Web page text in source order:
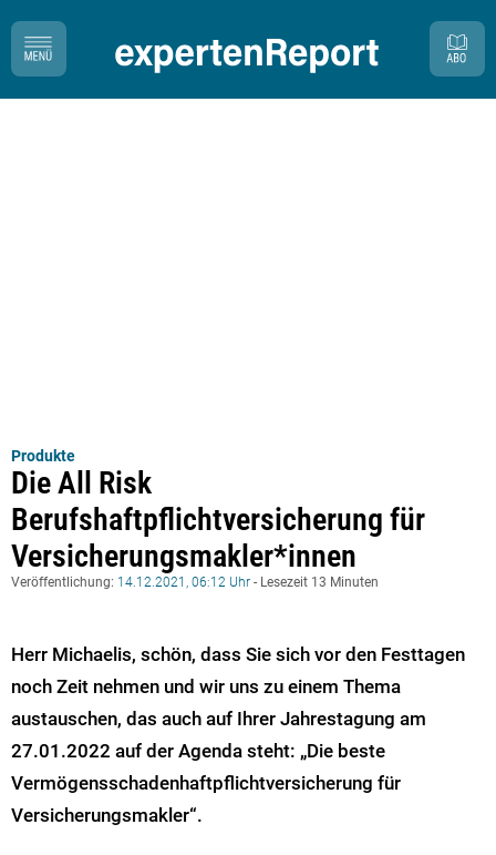
Produkte
Die All Risk
Berufshaftpflichtversicherung für
Versicherungsmakler*innen
Veröffentlichung: 14.12.2021, 06:12 Uhr - Lesezeit 13 Minuten
Herr Michaelis, schön, dass Sie sich vor den Festtagen
noch Zeit nehmen und wir uns zu einem Thema
austauschen, das auch auf Ihrer Jahrestagung am
27.01.2022 auf der Agenda steht: „Die beste
Vermögensschadenhaftpflichtversicherung für
Versicherungsmakler“.